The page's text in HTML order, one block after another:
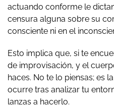
actuando conforme le
censura alguna sobre su
consciente ni en el
Esto implica que, si te
de improvisación, y el
haces. No te lo piensas; es
ocurre tras analizar tu
lanzas a hacerlo.